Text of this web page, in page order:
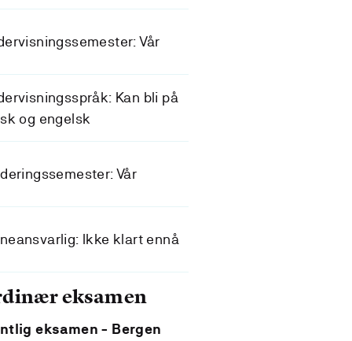
Vår
Kan bli på
og engelsk
Vår
Ikke klart ennå
eksamen
eksamen - Bergen